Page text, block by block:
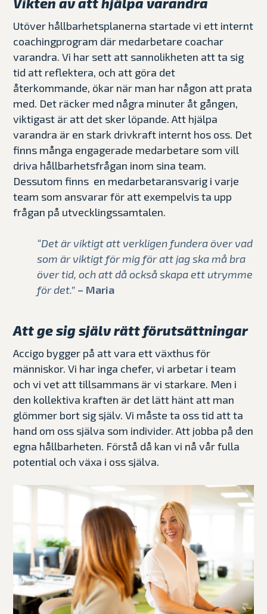
Vikten av att hjälpa varandra
Utöver hållbarhetsplanerna startade vi ett internt
coachingprogram där medarbetare coachar
varandra. Vi har sett att sannolikheten att ta sig
tid att reflektera, och att göra det
återkommande, ökar när man har någon att prata
med. Det räcker med några minuter åt gången,
viktigast är att det sker löpande. Att hjälpa
varandra är en stark drivkraft internt hos oss. Det
finns många engagerade medarbetare som vill
driva hållbarhetsfrågan inom sina team.
Dessutom finns en medarbetaransvarig i varje
team som ansvarar för att exempelvis ta upp
frågan på utvecklingssamtalen.
“Det är viktigt att verkligen fundera över vad
som är viktigt för mig för att jag ska må bra
över tid, och att då också skapa ett utrymme
för det.” – Maria
Att ge sig själv rätt förutsättningar
Accigo bygger på att vara ett växthus för
människor. Vi har inga chefer, vi arbetar i team
och vi vet att tillsammans är vi starkare. Men i
den kollektiva kraften är det lätt hänt att man
glömmer bort sig själv. Vi måste ta oss tid att ta
hand om oss själva som individer. Att jobba på den
egna hållbarheten. Förstå då kan vi nå vår fulla
potential och växa i oss själva.